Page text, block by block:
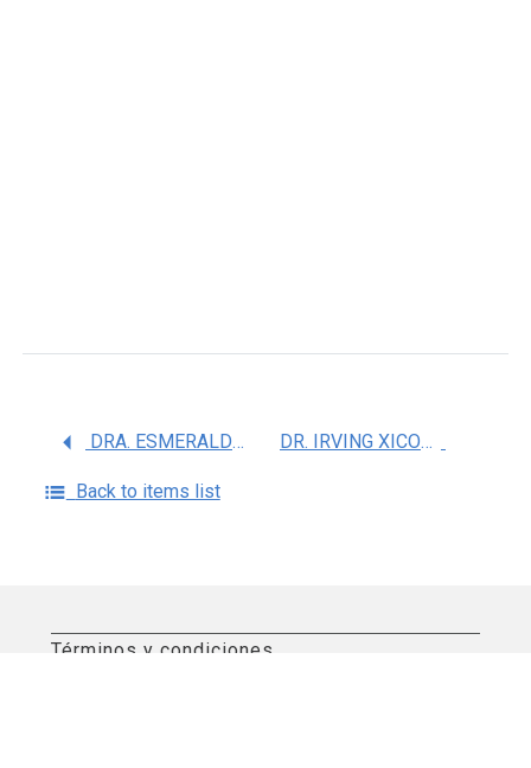
DRA. ESMERALDA GARCIA TORRES DR. IRVING XICOHTENCATL RUGERIO
Back to items list
Términos y condiciones